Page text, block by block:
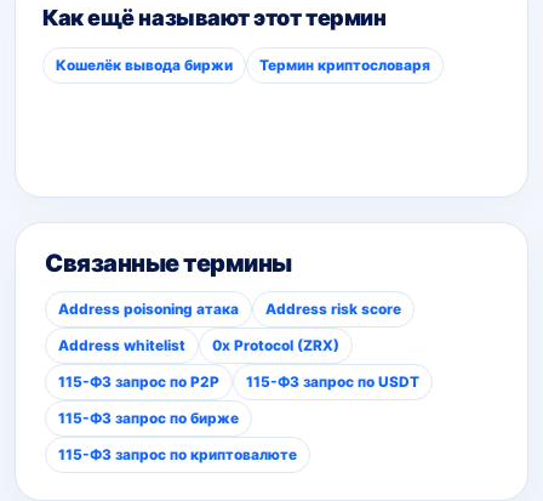
Как ещё называют этот термин
Кошелёк вывода биржи Термин криптословаря
Связанные термины
Address poisoning атака Address risk score
Address whitelist 0x Protocol (ZRX)
115-ФЗ запрос по P2P 115-ФЗ запрос по USDT
115-ФЗ запрос по бирже
115-ФЗ запрос по криптовалюте